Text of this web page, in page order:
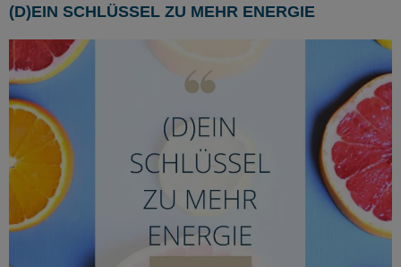
(D)EIN SCHLÜSSEL ZU MEHR ENERGIE